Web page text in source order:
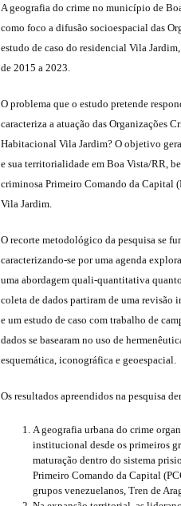
A geografia do crime no município de
como foco a difusão socioespacial das
estudo de caso do residencial Vila
de 2015 a 2023.
O problema que o estudo pretende
caracteriza a atuação das Organizações
Habitacional Vila Jardim? O objetivo
e sua territorialidade em Boa Vista/RR,
criminosa Primeiro Comando da Capital
Vila Jardim.
O recorte metodológico da pesquisa se
caracterizando-se por uma agenda
uma abordagem quali-quantitativa
coleta de dados partiram de uma
e um estudo de caso com trabalho de
dados se basearam no uso de
esquemática, iconográfica e geoespacial.
Os resultados apreendidos na pesquisa
A geografia urbana do crime
institucional desde os primeiros
maturação dentro do sistema
Primeiro Comando da Capital
grupos venezuelanos, Tren de